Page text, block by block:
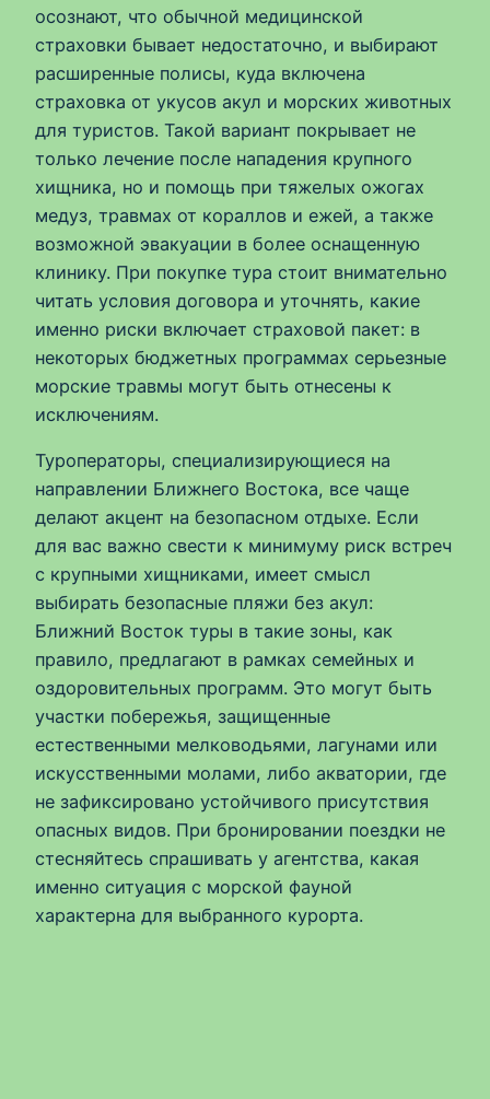
осознают, что обычной медицинской
страховки бывает недостаточно, и выбирают
расширенные полисы, куда включена
страховка от укусов акул и морских животных
для туристов. Такой вариант покрывает не
только лечение после нападения крупного
хищника, но и помощь при тяжелых ожогах
медуз, травмах от кораллов и ежей, а также
возможной эвакуации в более оснащенную
клинику. При покупке тура стоит внимательно
читать условия договора и уточнять, какие
именно риски включает страховой пакет: в
некоторых бюджетных программах серьезные
морские травмы могут быть отнесены к
исключениям.
Туроператоры, специализирующиеся на
направлении Ближнего Востока, все чаще
делают акцент на безопасном отдыхе. Если
для вас важно свести к минимуму риск встреч
с крупными хищниками, имеет смысл
выбирать безопасные пляжи без акул:
Ближний Восток туры в такие зоны, как
правило, предлагают в рамках семейных и
оздоровительных программ. Это могут быть
участки побережья, защищенные
естественными мелководьями, лагунами или
искусственными молами, либо акватории, где
не зафиксировано устойчивого присутствия
опасных видов. При бронировании поездки не
стесняйтесь спрашивать у агентства, какая
именно ситуация с морской фауной
характерна для выбранного курорта.